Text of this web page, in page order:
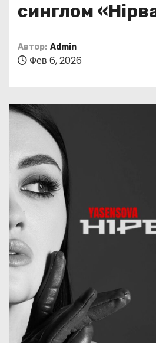
синглом
Автор: Admin
Фев 6, 2026